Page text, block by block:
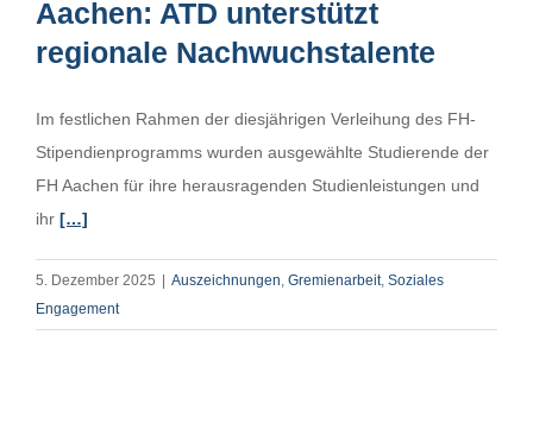
Aachen: ATD unterstützt
regionale Nachwuchstalente
Im festlichen Rahmen der diesjährigen Verleihung des FH-
Stipendienprogramms wurden ausgewählte Studierende der
FH Aachen für ihre herausragenden Studienleistungen und
ihr […]
5. Dezember 2025 | Auszeichnungen Gremienarbeit, Soziales
Engagement